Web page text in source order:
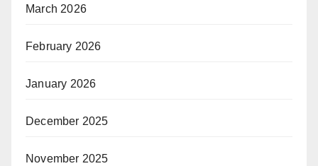
March 2026
February 2026
January 2026
December 2025
November 2025